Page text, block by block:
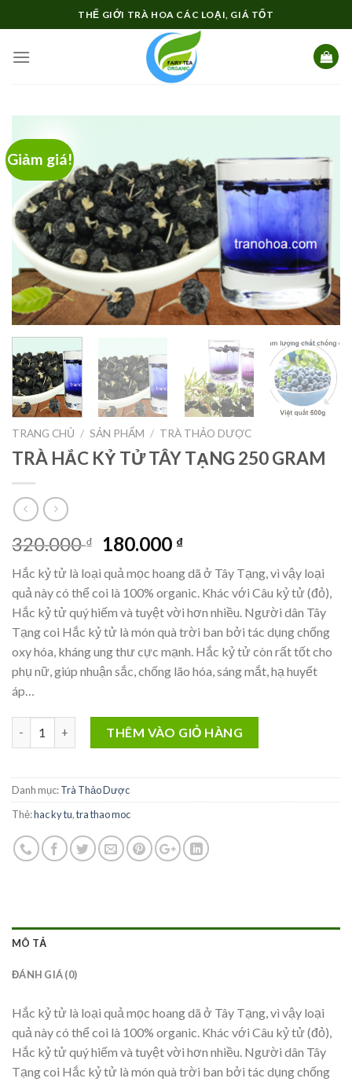
to
content
THẾ GIỚI TRÀ HOA CÁC LOẠI, GIÁ TỐT
Giảm giá!
TRANG CHỦ / SẢN PHẨM / TRÀ THẢO DƯỢC
TRÀ HẮC KỶ TỬ TÂY TẠNG 250 GRAM
320.000₫
Giá
gốc
là:
320.000 ₫.
180.000 ₫Giá
hiện
tại
là:
180.000 ₫.
Hắc kỷ tử là loại quả mọc hoang dã ở Tây Tạng, vì vậy loại
quả này có thể coi là 100% organic. Khác với Câu kỷ tử (đỏ),
Hắc kỷ tử quý hiếm và tuyệt vời hơn nhiều. Người dân Tây
Tạng coi Hắc kỷ tử là món quà trời ban bởi tác dụng chống
oxy hóa, kháng ung thư cực mạnh. Hắc kỷ tử còn rất tốt cho
phụ nữ, giúp nhuận sắc, chống lão hóa, sáng mắt, hạ huyết
áp…
TRÀ HẮC KỶ TỬ TÂY TẠNG 250 GRAM số lượng
THÊM VÀO GIỎ HÀNG
Danh mục:Trà Thảo Dược
Thẻ:hac ky tu,tra thao moc
MÔ TẢ
ĐÁNH GIÁ (0)
Hắc kỷ tử là loại quả mọc hoang dã ở Tây Tạng, vì vậy loại
quả này có thể coi là 100% organic. Khác với Câu kỷ tử (đỏ),
Hắc kỷ tử quý hiếm và tuyệt vời hơn nhiều. Người dân Tây
Tạng coi Hắc kỷ tử là món quà trời ban bởi tác dụng chống